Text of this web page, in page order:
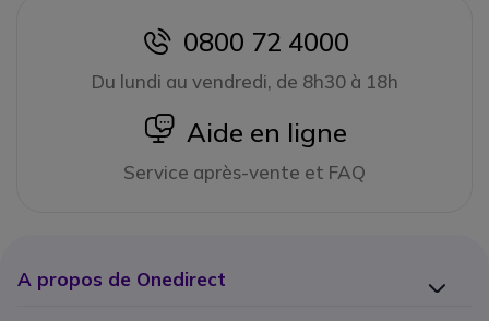
icon
0800 72 4000
Du lundi au vendredi, de 8h30 à 18h
icon
Aide en ligne
Service après-vente et FAQ
A propos de Onedirect